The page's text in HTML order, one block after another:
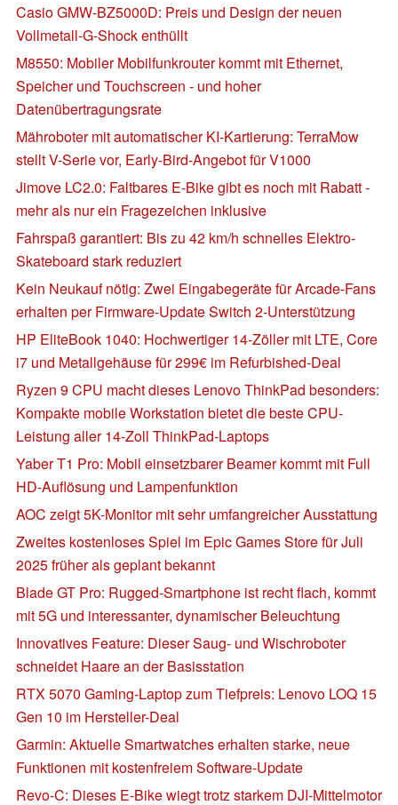
Casio GMW-BZ5000D: Preis und Design der neuen
Vollmetall-G-Shock enthüllt
M8550: Mobiler Mobilfunkrouter kommt mit Ethernet,
Speicher und Touchscreen - und hoher
Datenübertragungsrate
Mähroboter mit automatischer KI-Kartierung: TerraMow
stellt V-Serie vor, Early-Bird-Angebot für V1000
Jimove LC2.0: Faltbares E-Bike gibt es noch mit Rabatt -
mehr als nur ein Fragezeichen inklusive
Fahrspaß garantiert: Bis zu 42 km/h schnelles Elektro-
Skateboard stark reduziert
Kein Neukauf nötig: Zwei Eingabegeräte für Arcade-Fans
erhalten per Firmware-Update Switch 2-Unterstützung
HP EliteBook 1040: Hochwertiger 14-Zöller mit LTE, Core
i7 und Metallgehäuse für 299€ im Refurbished-Deal
Ryzen 9 CPU macht dieses Lenovo ThinkPad besonders:
Kompakte mobile Workstation bietet die beste CPU-
Leistung aller 14-Zoll ThinkPad-Laptops
Yaber T1 Pro: Mobil einsetzbarer Beamer kommt mit Full
HD-Auflösung und Lampenfunktion
AOC zeigt 5K-Monitor mit sehr umfangreicher Ausstattung
Zweites kostenloses Spiel im Epic Games Store für Juli
2025 früher als geplant bekannt
Blade GT Pro: Rugged-Smartphone ist recht flach, kommt
mit 5G und interessanter, dynamischer Beleuchtung
Innovatives Feature: Dieser Saug- und Wischroboter
schneidet Haare an der Basisstation
RTX 5070 Gaming-Laptop zum Tiefpreis: Lenovo LOQ 15
Gen 10 im Hersteller-Deal
Garmin: Aktuelle Smartwatches erhalten starke, neue
Funktionen mit kostenfreiem Software-Update
Revo-C: Dieses E-Bike wiegt trotz starkem DJI-Mittelmotor